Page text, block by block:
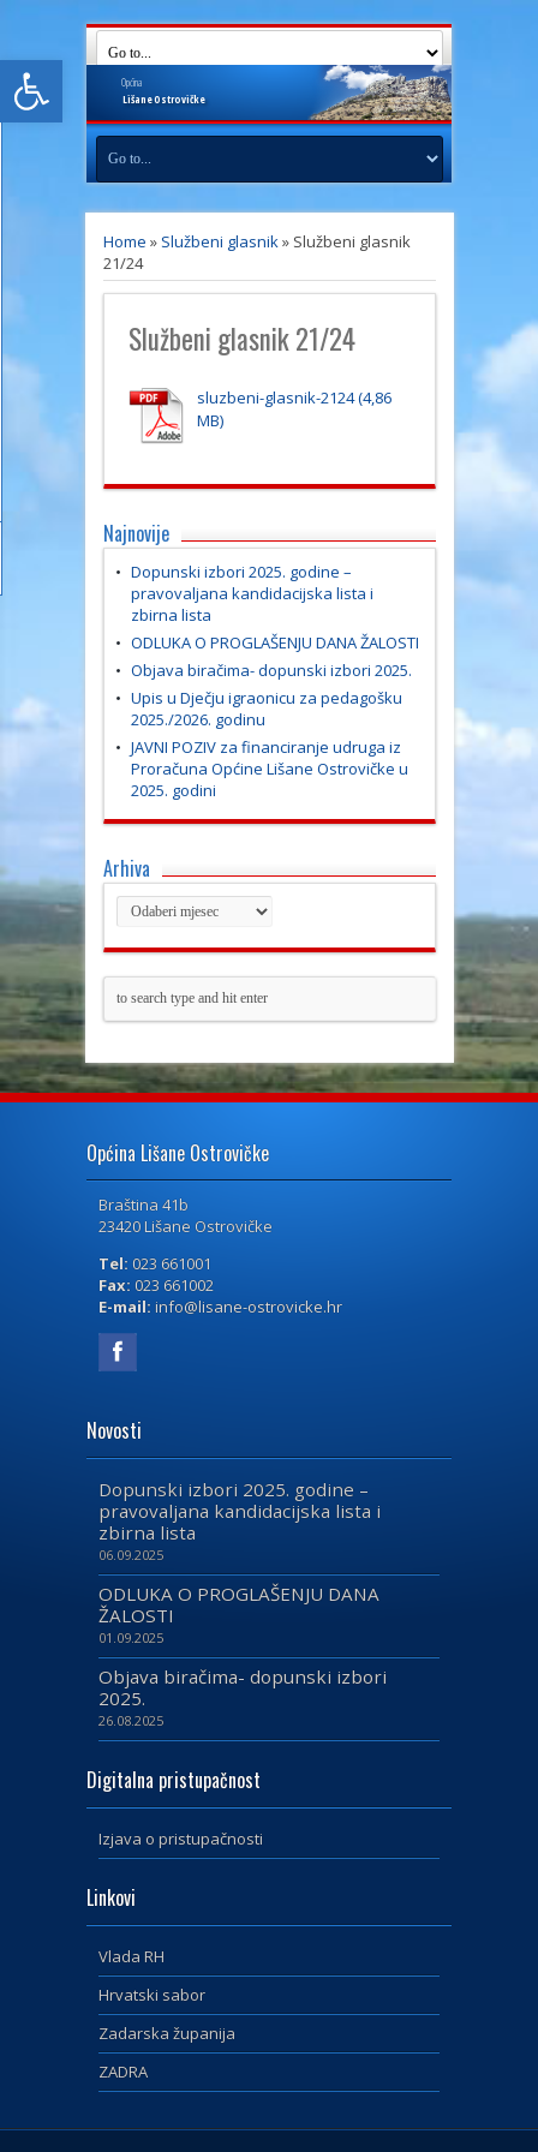
Open toolbar
LišaneOstrovičke
Općina
Home » Službeni glasnik» Službeni glasnik
21/24
Službeni glasnik 21/24
sluzbeni-glasnik-2124
Najnovije
Dopunski izbori 2025. godine –
pravovaljana kandidacijska lista i
zbirna lista
ODLUKA O PROGLAŠENJU DANA ŽALOSTI
Objava biračima- dopunski izbori 2025.
Upis u Dječju igraonicu za pedagošku
2025./2026. godinu
JAVNI POZIV za financiranje udruga iz
Proračuna Općine Lišane Ostrovičke u
2025. godini
Arhiva
Općina Lišane Ostrovičke
Braština 41b
23420 Lišane Ostrovičke
Tel: 023 661001
Fax: 023 661002
E-mail: info@lisane-ostrovicke.hr
Novosti
Dopunski izbori 2025. godine –
pravovaljana kandidacijska lista i
zbirna lista
06.09.2025
ODLUKA O PROGLAŠENJU DANA
ŽALOSTI
01.09.2025
Objava biračima- dopunski izbori
2025.
26.08.2025
Digitalna pristupačnost
Izjava o pristupačnosti
Linkovi
Vlada RH
Hrvatski sabor
Zadarska županija
ZADRA